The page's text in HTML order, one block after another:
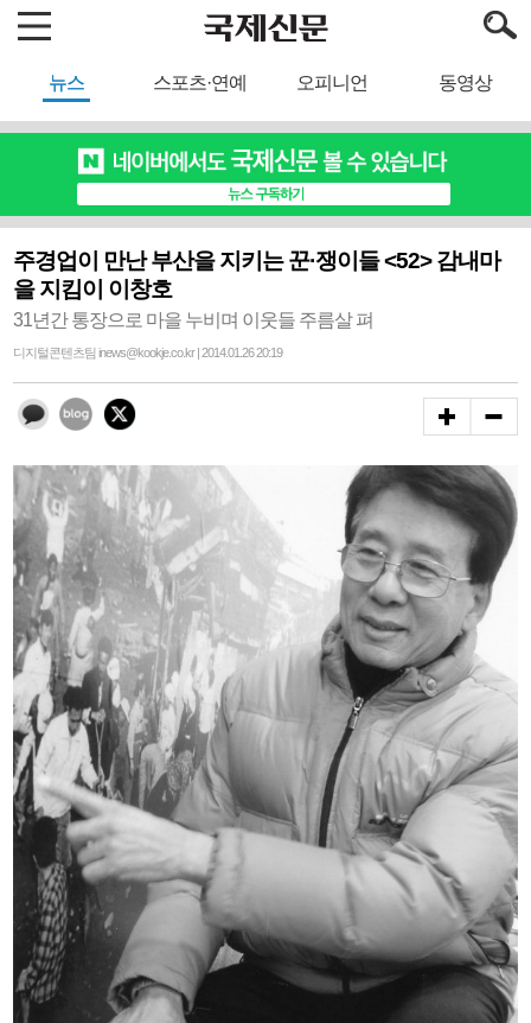
뉴스 스포츠·연예 오피니언 동영상
주경업이 만난 부산을 지키는 꾼·쟁이들 <52> 감내마
을 지킴이 이창호
31년간 통장으로 마을 누비며 이웃들 주름살 펴
디지털콘텐츠팀 inews@kookje.co.kr | 2014.01.26 20:19